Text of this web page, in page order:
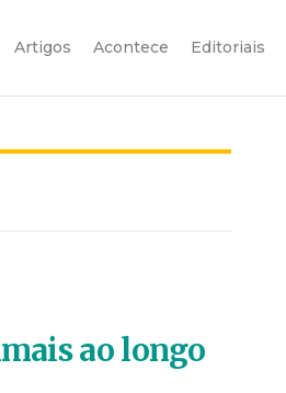
Artigos Acontece Editoriais
ao longo